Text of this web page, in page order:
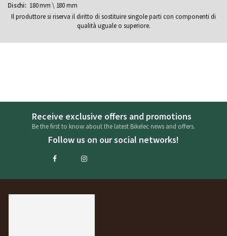
180 mm \ 180 mm
Il produttore si riserva il diritto di sostituire singole parti con componenti di
qualità uguale o superiore.
Receive exclusive offers and promotions
Be the first to know about the latest Bikelec news and offers.
Follow us on our social networks!